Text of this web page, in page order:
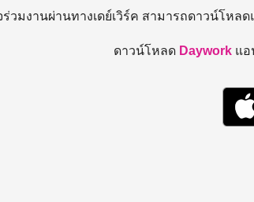
วมงานผ่านทางเดย์เวิร์ค สามารถดาวน์โหล
ดาวน์โหลด Daywork แอ